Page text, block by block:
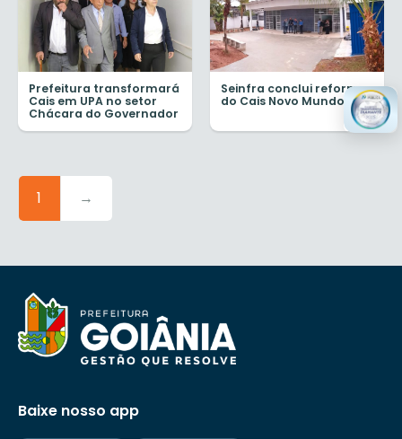
Prefeitura transformará
Cais em UPA no setor
Chácara do Governador
Seinfra conclui reforma
do Cais Novo Mundo
1 →
Baixe nosso app